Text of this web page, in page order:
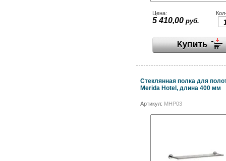
Цена:
5 410,00 руб.
Стеклянная полка для
Merida Hotel, длина 400 мм
Артикул: MHP03